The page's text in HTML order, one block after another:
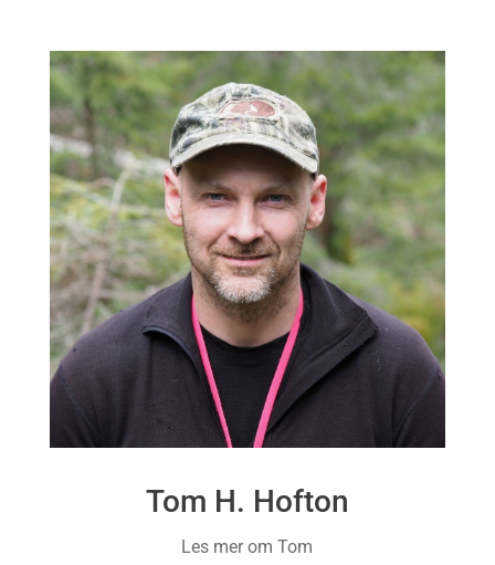
Tom H. Hofton
Les mer om Tom